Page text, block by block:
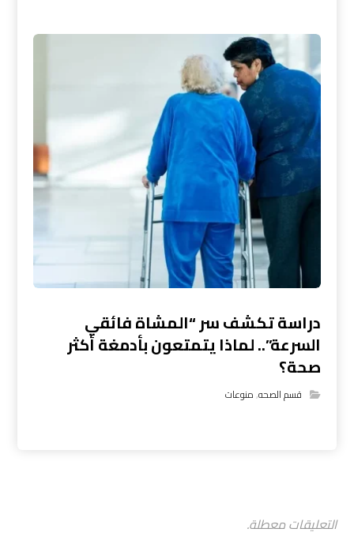
دراسة تكشف سر “المشاة فائقي
السرعة”.. لماذا يتمتعون بأدمغة أكثر
صحة؟
قسم الصحه,منوعات
التعليقات معطلة.